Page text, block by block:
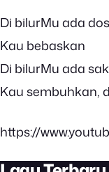
Di bilurMu ada
Kau bebaskan
Di bilurMu ada
Kau sembuhkan,
https://